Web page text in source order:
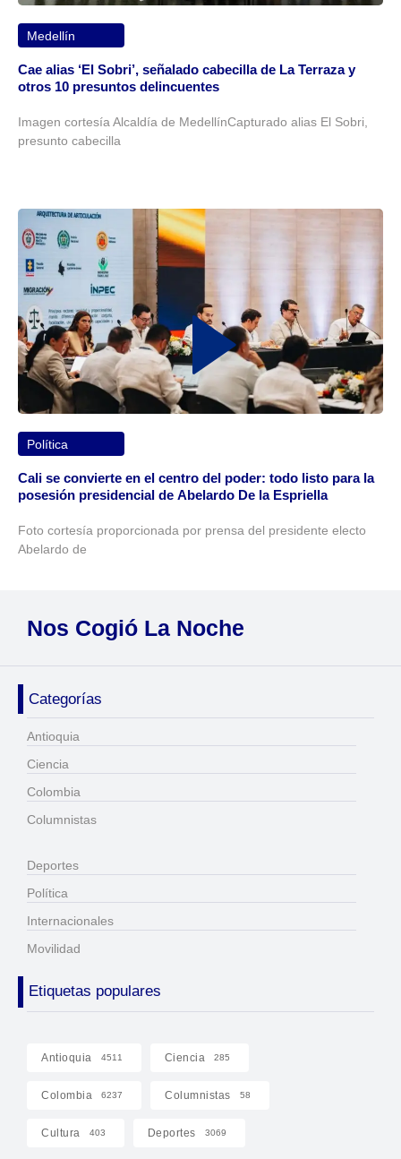
Medellín
Cae alias ‘El Sobri’, señalado cabecilla de La Terraza y
otros 10 presuntos delincuentes
Imagen cortesía Alcaldía de MedellínCapturado alias El Sobri,
presunto cabecilla
Política
Cali se convierte en el centro del poder: todo listo para la
posesión presidencial de Abelardo De la Espriella
Foto cortesía proporcionada por prensa del presidente electo
Abelardo de
Nos Cogió La Noche
Categorías
Antioquia
Ciencia
Colombia
Columnistas
Deportes
Política
Internacionales
Movilidad
Etiquetas populares
Antioquia 4511 Ciencia 285
Colombia 6237 Columnistas 58
Cultura 403 Deportes 3069